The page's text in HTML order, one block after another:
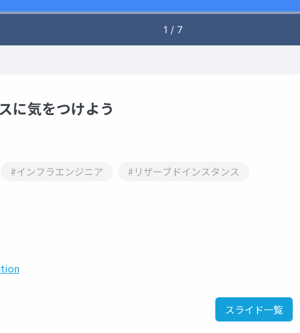
に気をつけよう
#インフラエンジニア
#リザーブドインスタンス
スライド一覧